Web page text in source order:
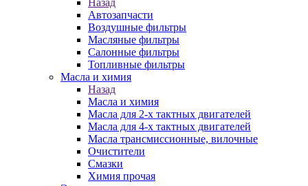
Назад
Автозапчасти
Воздушные фильтры
Масляные фильтры
Салонные фильтры
Топливные фильтры
Масла и химия
Назад
Масла и химия
Масла для 2-х тактных двигателей
Масла для 4-х тактных двигателей
Масла трансмиссионные, вилочные
Очистители
Смазки
Химия прочая